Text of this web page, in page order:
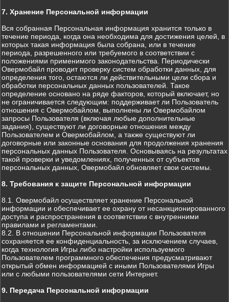
7. Хранение Персональной информации
Вся собранная Персональная информация хранится только в
течение периода, когда она необходима для достижения целей, в
которых такая информация была собрана, или в течение
периода, разрешенного или требуемого в соответствии с
положениями применимого законодательства. Периодически
Овермобайл проводит проверку систем обработки данных, для
определения того, остаются ли действительными цели сбора и
обработки персональных данных пользователей. Такое
определение основано на ряде факторов, который включает, но
не ограничивается следующим: поддерживает ли Пользователь
отношения с Овермобайлом, выполнены ли Овермобайлом
запросы Пользователя (включая любые дополнительные
задания), существуют ли договорные отношения между
Пользователем и Овермобайлом, а также существуют ли
договорные или законные основания для продолжения хранения
персональных данных Пользователя. Основываясь на результатах
такой проверки и уведомлениях, полученных от субъектов
персональных данных, Овермобайл обновляет свои системы.
8. Требования к защите Персональной информации
8.1. Овермобайл осуществляет хранение Персональной
информации и обеспечивает ее охрану от несанкционированного
доступа и распространения в соответствии с внутренними
правилами и регламентами.
8.2. В отношении Персональной информации Пользователя
сохраняется ее конфиденциальность, за исключением случаев,
когда технология Игры либо настройки используемого
Пользователем программного обеспечения предусматривают
открытый обмен информацией с иными Пользователями Игры
или с любыми пользователями сети Интернет.
9. Передача Персональной информации